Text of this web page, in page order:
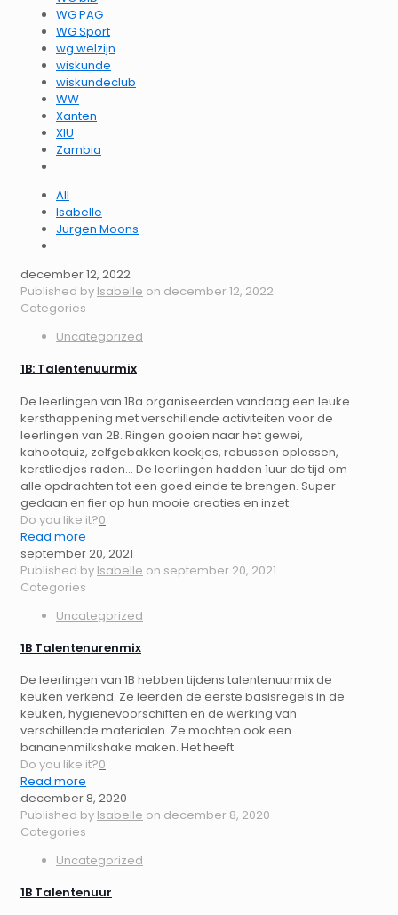
WG PAG
WG Sport
wg welzijn
wiskunde
wiskundeclub
WW
Xanten
XIU
Zambia
All
Isabelle
Jurgen Moons
december 12, 2022
Published by Isabelle on december 12, 2022
Categories
Uncategorized
1B: Talentenuurmix
De leerlingen van 1Ba organiseerden vandaag een leuke
kersthappening met verschillende activiteiten voor de
leerlingen van 2B. Ringen gooien naar het gewei,
kahootquiz, zelfgebakken koekjes, rebussen oplossen,
kerstliedjes raden... De leerlingen hadden 1uur de tijd om
alle opdrachten tot een goed einde te brengen. Super
gedaan en fier op hun mooie creaties en inzet
Do you like it?0
Read more
september 20, 2021
Published by Isabelle on september 20, 2021
Categories
Uncategorized
1B Talentenurenmix
De leerlingen van 1B hebben tijdens talentenuurmix de
keuken verkend. Ze leerden de eerste basisregels in de
keuken, hygienevoorschiften en de werking van
verschillende materialen. Ze mochten ook een
bananenmilkshake maken. Het heeft
Do you like it?0
Read more
december 8, 2020
Published by Isabelle on december 8, 2020
Categories
Uncategorized
1B Talentenuur